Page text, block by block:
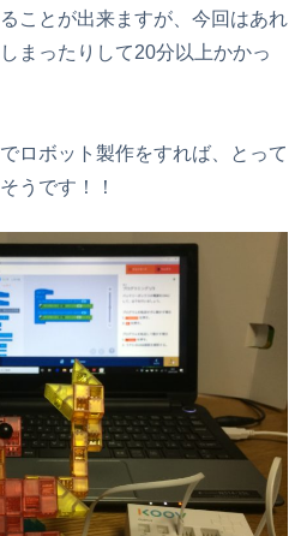
ことが出来ますが、今回はあれ
まったりして20分以上かかっ
ロボット製作をすれば、とって
うです！！